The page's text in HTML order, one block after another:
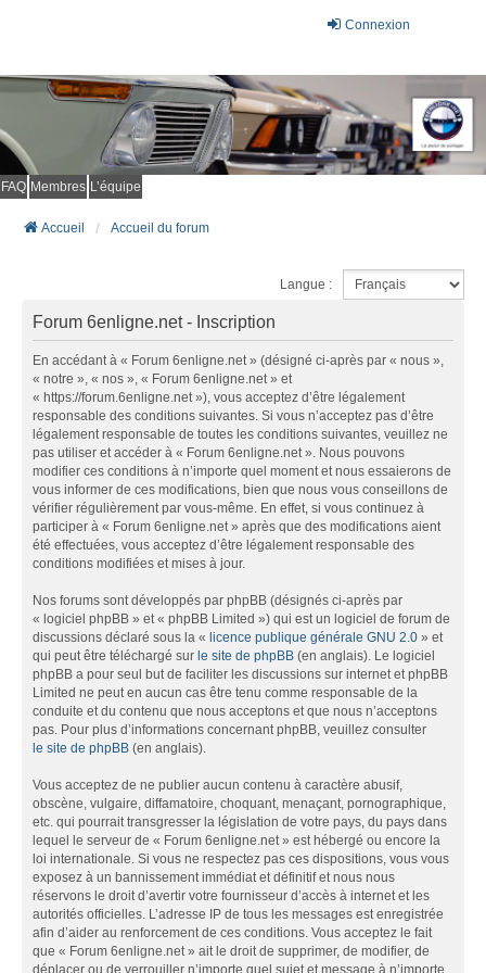
Connexion
FAQ Membres L’équipe
Accueil Accueil du forum
Langue :
Forum 6enligne.net - Inscription
En accédant à « Forum 6enligne.net » (désigné ci-après par « nous »,
« notre », « nos », « Forum 6enligne.net » et
« https://forum.6enligne.net »), vous acceptez d’être légalement
responsable des conditions suivantes. Si vous n’acceptez pas d’être
légalement responsable de toutes les conditions suivantes, veuillez ne
pas utiliser et accéder à « Forum 6enligne.net ». Nous pouvons
modifier ces conditions à n’importe quel moment et nous essaierons de
vous informer de ces modifications, bien que nous vous conseillons de
vérifier régulièrement par vous-même. En effet, si vous continuez à
participer à « Forum 6enligne.net » après que des modifications aient
été effectuées, vous acceptez d’être légalement responsable des
conditions modifiées et mises à jour.
Nos forums sont développés par phpBB (désignés ci-après par
« logiciel phpBB » et « phpBB Limited ») qui est un logiciel de forum de
discussions déclaré sous la « licence publique générale GNU 2.0 » et
qui peut être téléchargé sur le site de phpBB (en anglais). Le logiciel
phpBB a pour seul but de faciliter les discussions sur internet et phpBB
Limited ne peut en aucun cas être tenu comme responsable de la
conduite et du contenu que nous acceptons et que nous n’acceptons
pas. Pour plus d’informations concernant phpBB, veuillez consulter
le site de phpBB (en anglais).
Vous acceptez de ne publier aucun contenu à caractère abusif,
obscène, vulgaire, diffamatoire, choquant, menaçant, pornographique,
etc. qui pourrait transgresser la législation de votre pays, du pays dans
lequel le serveur de « Forum 6enligne.net » est hébergé ou encore la
loi internationale. Si vous ne respectez pas ces dispositions, vous vous
exposez à un bannissement immédiat et définitif et nous nous
réservons le droit d’avertir votre fournisseur d’accès à internet et les
autorités officielles. L’adresse IP de tous les messages est enregistrée
afin d’aider au renforcement de ces conditions. Vous acceptez le fait
que « Forum 6enligne.net » ait le droit de supprimer, de modifier, de
déplacer ou de verrouiller n’importe quel sujet et message à n’importe